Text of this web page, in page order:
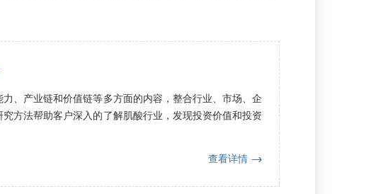
、产业链和价值链等多方面的内容，整合行业、市场、企
方法帮助客户深入的了解肌酸行业，发现投资价值和投资
查看详情